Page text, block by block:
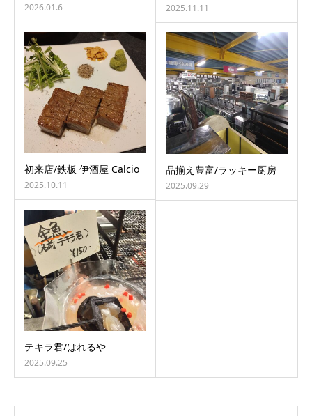
2026.01.6 2025.11.11
初来店/鉄板 伊酒屋 Calcio
2025.10.11
品揃え豊富/ラッキー厨房
2025.09.29
テキラ君/はれるや
2025.09.25